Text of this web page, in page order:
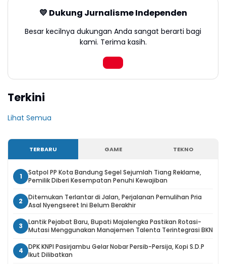
💛 Dukung Jurnalisme Independen
Besar kecilnya dukungan Anda sangat berarti bagi
kami. Terima kasih.
Terkini
Lihat Semua
TERBARU GAME TEKNO
1
Satpol PP Kota Bandung Segel Sejumlah Tiang Reklame,
Pemilik Diberi Kesempatan Penuhi Kewajiban
2
Ditemukan Terlantar di Jalan, Perjalanan Pemulihan Pria
Asal Nyengseret Ini Belum Berakhir
3
Lantik Pejabat Baru, Bupati Majalengka Pastikan Rotasi-
Mutasi Menggunakan Manajemen Talenta Terintegrasi BKN
4
DPK KNPI Pasirjambu Gelar Nobar Persib-Persija, Kopi S.D.P
Ikut Dilibatkan